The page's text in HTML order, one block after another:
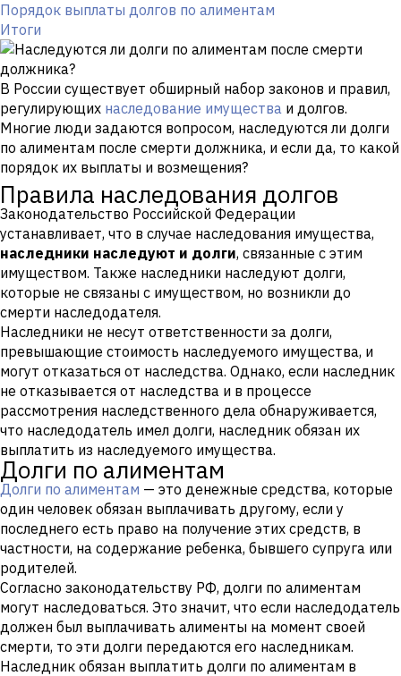
Порядок выплаты долгов по алиментам
Итоги
В России существует обширный набор законов и правил,
регулирующих наследование имущества и долгов.
Многие люди задаются вопросом, наследуются ли долги
по алиментам после смерти должника, и если да, то какой
порядок их выплаты и возмещения?
Правила наследования долгов
Законодательство Российской Федерации
устанавливает, что в случае наследования имущества,
наследники наследуют и долги, связанные с этим
имуществом. Также наследники наследуют долги,
которые не связаны с имуществом, но возникли до
смерти наследодателя.
Наследники не несут ответственности за долги,
превышающие стоимость наследуемого имущества, и
могут отказаться от наследства. Однако, если наследник
не отказывается от наследства и в процессе
рассмотрения наследственного дела обнаруживается,
что наследодатель имел долги, наследник обязан их
выплатить из наследуемого имущества.
Долги по алиментам
Долги по алиментам — это денежные средства, которые
один человек обязан выплачивать другому, если у
последнего есть право на получение этих средств, в
частности, на содержание ребенка, бывшего супруга или
родителей.
Согласно законодательству РФ, долги по алиментам
могут наследоваться. Это значит, что если наследодатель
должен был выплачивать алименты на момент своей
смерти, то эти долги передаются его наследникам.
Наследник обязан выплатить долги по алиментам в